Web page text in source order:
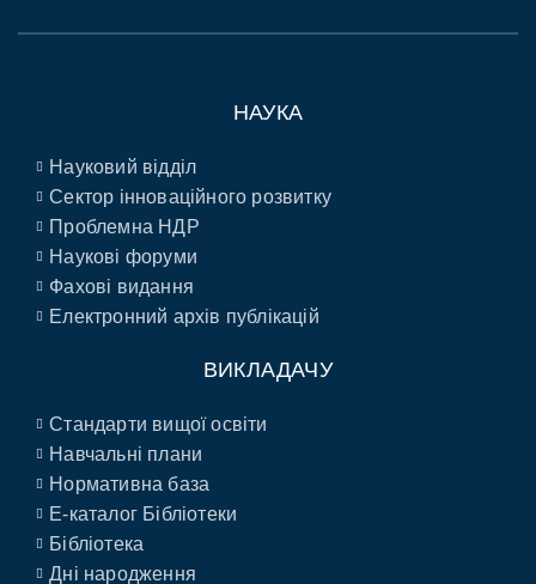
НАУКА
Науковий відділ
Сектор інноваційного розвитку
Проблемна НДР
Наукові форуми
Фахові видання
Електронний архів публікацій
ВИКЛАДАЧУ
Стандарти вищої освіти
Навчальні плани
Нормативна база
E-каталог Бібліотеки
Бібліотека
Дні народження